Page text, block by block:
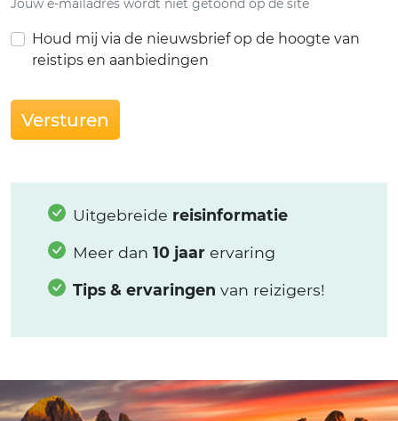
Jouw e-mailadres wordt niet getoond op de site
Houd mij via de nieuwsbrief op de hoogte van
reistips en aanbiedingen
Versturen
Uitgebreide reisinformatie
Meer dan 10 jaar ervaring
Tips & ervaringen van reizigers!